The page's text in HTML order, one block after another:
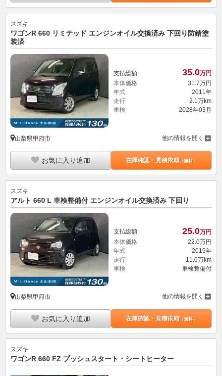
スズキ
ワゴンR 660 リミテッド エンジンオイル交換済み 下回り防錆塗
装済
支払総額 35.0万円
本体価格
31.7万円
年式
2011年
走行
2.1万km
車検
2028年03月
山梨県甲府市 他の情報を開く
お気に入り追加 在庫確認・見積依頼（無料）
スズキ
アルト 660 L 車検整備付 エンジンオイル交換済み 下回り
支払総額 25.0万円
本体価格
22. 0万円
年式
2015年
走行
11.0万km
車検
車検整備付
山梨県甲府市 他の情報を開く
お気に入り追加 在庫確認・見積依頼（無料）
スズキ
ワゴンR 660 FZ プッシュスタート・シートヒーター